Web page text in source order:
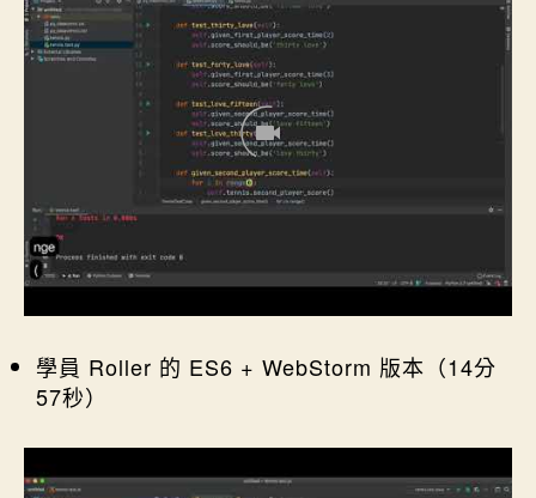
學員 Roller 的 ES6 + WebStorm 版本（14分
57秒）